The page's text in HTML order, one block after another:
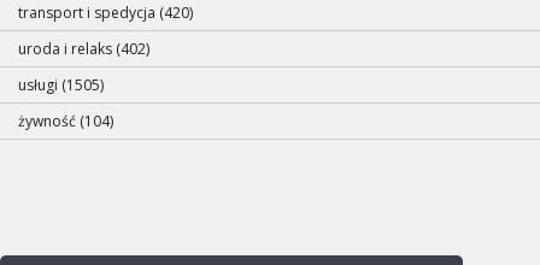
transport i spedycja (420)
uroda i relaks (402)
usługi (1505)
żywność (104)